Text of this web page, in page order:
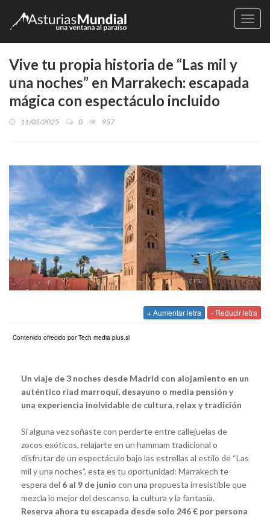
Vive tu propia historia de “Las mil y
una noches” en Marrakech: escapada
mágica con espectáculo incluido
11/05/2025 0 957
+ Aumentar letra - Reducir letra
Contenido ofrecido por Tech media plus.sl
Un viaje de 3 noches desde Madrid con alojamiento en un
auténtico riad marroquí, desayuno o media pensión y
una experiencia inolvidable de cultura, relax y tradición
Si alguna vez soñaste con perderte entre callejuelas de
zocos exóticos, relajarte en un hammam tradicional o
disfrutar de un espectáculo bajo las estrellas al estilo de “Las
mil y una noches”, esta es tu oportunidad: Marrakech te
espera del 6 al 9 de junio con una propuesta irresistible que
mezcla lo mejor del descanso, la cultura y la fantasía.
Reserva ahora tu escapada desde solo 246 € por persona